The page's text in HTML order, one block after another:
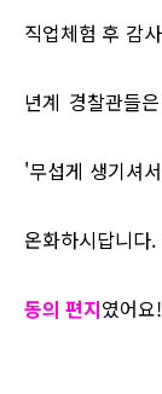
직업체험 후 감
년계 경찰관들
'무섭게 생기셔
온화하시답니다
동의 편지였어요!